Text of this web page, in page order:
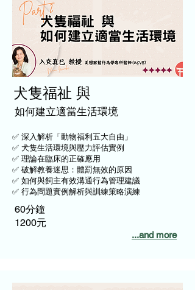
犬隻福祉 與
​如何建立適當生活環境
✅ 深入解析「動物福利五大自由」
✅ 犬隻生活環境與壓力評估實例
✅ 理論在臨床的正確應用
✅ 破解教養迷思：體罰無效的原因
✅ 如何與飼主有效溝通行為管理建議
✅ 行為問題實例解析與訓練策略演練
60分鐘
1200元
...and more